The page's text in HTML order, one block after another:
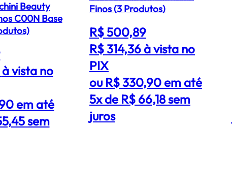
Beauty
C00N Base
à vista no
em até
sem
Finos (3 Produtos)
R$ 500,89
R$ 314,36à vista no
PIX
ou R$ 330,90 em até
5x de R$ 66,18 sem
juros